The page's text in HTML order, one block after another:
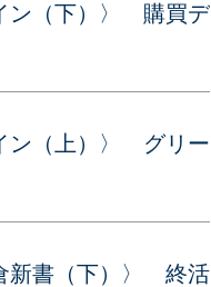
ン（下）〉 購買デ
ン（上）〉 グリー
新書（下）〉 終活